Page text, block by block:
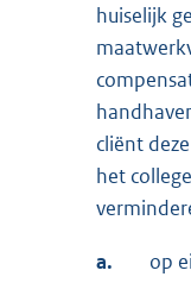
huiselijk
cliënt
het
a. op